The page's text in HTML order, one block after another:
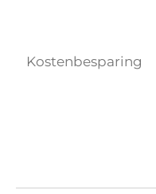
Kostenbesparing